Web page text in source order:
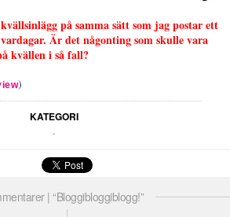
på samma sätt som jag postar ett
Är det någonting som skulle vara
kvällen i så fall?
)
KATEGORI
.
| “Bloggibloggiblogg!”